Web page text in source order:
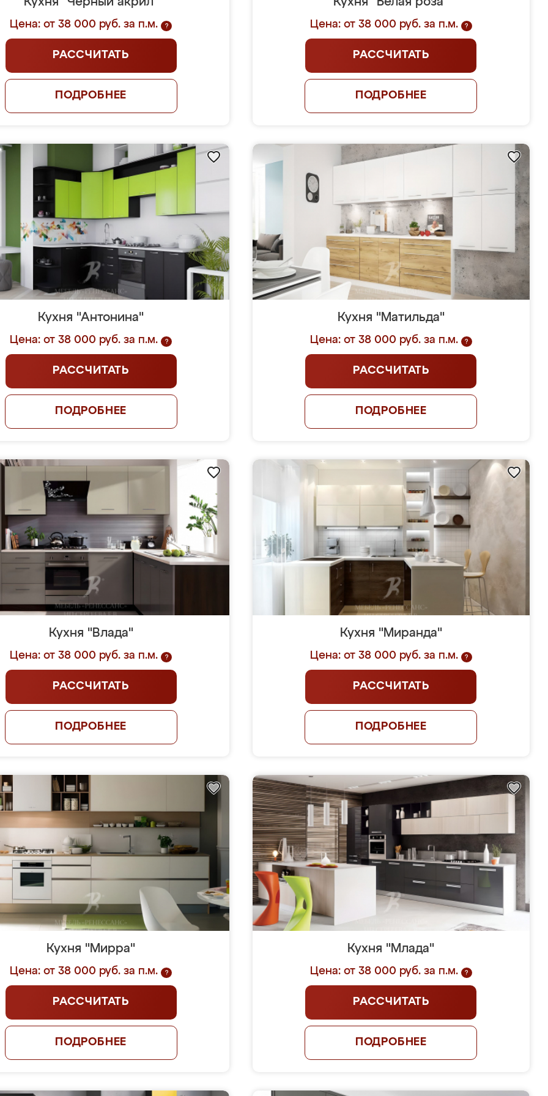
Цена: от 38 000 руб. за п.м. ?
РАССЧИТАТЬ
ПОДРОБНЕЕ
Цена: от 38 000 руб. за п.м. ?
РАССЧИТАТЬ
ПОДРОБНЕЕ
Кухня "Антонина"
Цена: от 38 000 руб. за п.м. ?
РАССЧИТАТЬ
ПОДРОБНЕЕ
Кухня "Матильда"
Цена: от 38 000 руб. за п.м. ?
РАССЧИТАТЬ
ПОДРОБНЕЕ
Кухня "Влада"
Цена: от 38 000 руб. за п.м. ?
РАССЧИТАТЬ
ПОДРОБНЕЕ
Кухня "Миранда"
Цена: от 38 000 руб. за п.м. ?
РАССЧИТАТЬ
ПОДРОБНЕЕ
Кухня "Мирра"
Цена: от 38 000 руб. за п.м. ?
РАССЧИТАТЬ
ПОДРОБНЕЕ
Кухня "Млада"
Цена: от 38 000 руб. за п.м. ?
РАССЧИТАТЬ
ПОДРОБНЕЕ